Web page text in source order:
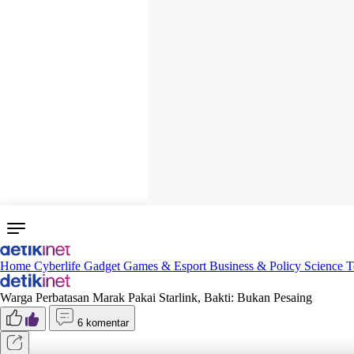
Home Cyberlife Gadget Games & Esport Business & Policy Science
Warga Perbatasan Marak Pakai Starlink, Bakti: Bukan Pesaing
6 komentar